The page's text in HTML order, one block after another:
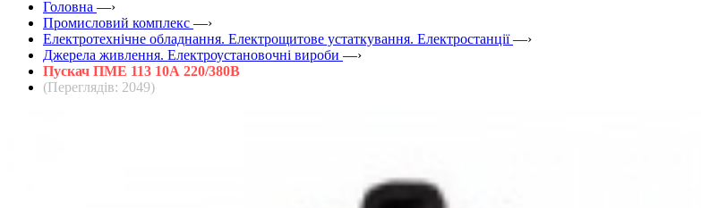
Головна —›
Промисловий комплекс —›
Електротехнічне обладнання. Електрощитове устаткування. Електростанції —›
Джерела живлення. Електроустановочні вироби —›
Пускач ПМЕ 113 10А 220/380В
(Переглядів: 2049)